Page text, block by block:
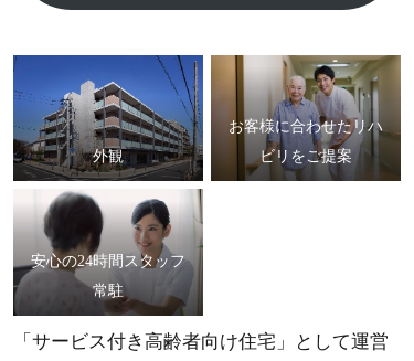
外観
お客様に合わせたリハ
ビリをご提案
安心の24時間スタッフ
常駐
「サービス付き高齢者向け住宅」として運営